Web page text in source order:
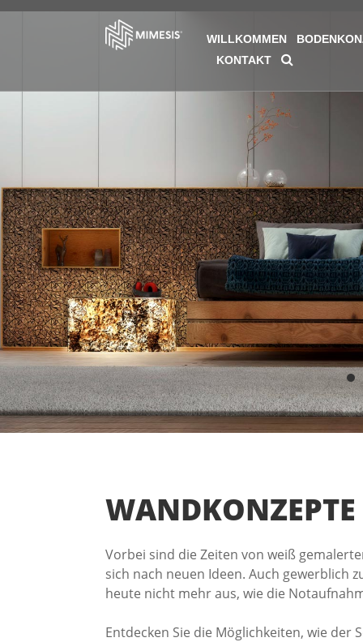
WILLKOMMEN
KONTAKT
WANDKONZEPTE
Vorbei sind die Zeiten von weiß
sich nach neuen Ideen. Auch gewerblich
heute nicht mehr aus, wie die
Entdecken Sie die Möglichkeiten, wie der